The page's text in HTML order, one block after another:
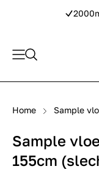
Home Sample
Sample
155cm